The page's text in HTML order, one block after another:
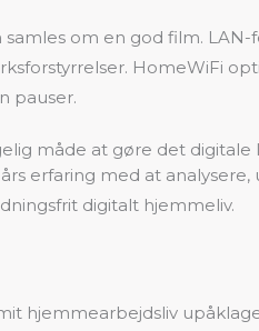
om en god film.
HomeWiFi
pauser.
måde at gøre det digitale
års erfaring med at
digitalt hjemmeliv.
hjemmearbejdsliv